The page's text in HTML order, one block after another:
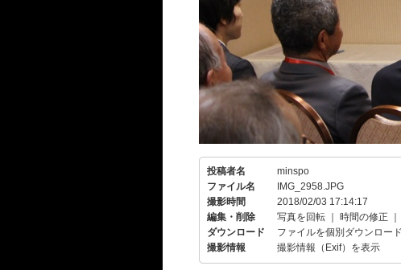
投稿者名
minspo
ファイル名
IMG_2958.JPG
撮影時間
2018/02/03 17:14:17
編集・削除
写真を回転 時間の修正
ダウンロード
ファイルを個別ダウンロード
撮影情報
撮影情報（Exif）を表示